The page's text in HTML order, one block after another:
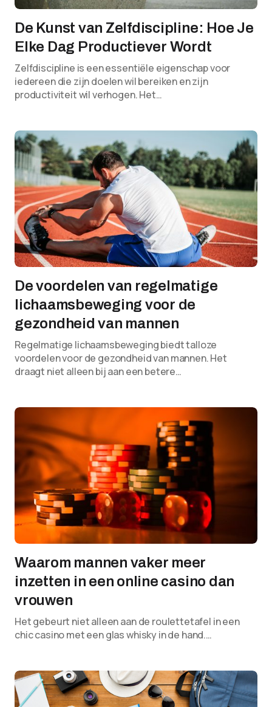
De Kunst van Zelfdiscipline: Hoe Je
Elke Dag Productiever Wordt
Zelfdiscipline is een essentiële eigenschap voor
iedereen die zijn doelen wil bereiken en zijn
productiviteit wil verhogen. Het…
De voordelen van regelmatige
lichaamsbeweging voor de
gezondheid van mannen
Regelmatige lichaamsbeweging biedt talloze
voordelen voor de gezondheid van mannen. Het
draagt niet alleen bij aan een betere…
Waarom mannen vaker meer
inzetten in een online casino dan
vrouwen
Het gebeurt niet alleen aan de roulettetafel in een
chic casino met een glas whisky in de hand.…